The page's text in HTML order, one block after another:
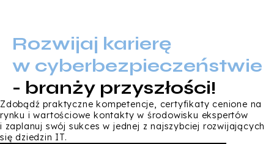
Rozwijaj karierę
w cyberbezpieczeństwie
- branży przyszłości!
Zdobądź praktyczne kompetencje, certyfikaty cenione na
rynku i wartościowe kontakty w środowisku ekspertów
i zaplanuj swój sukces w jednej z najszybciej rozwijających
się dziedzin IT.